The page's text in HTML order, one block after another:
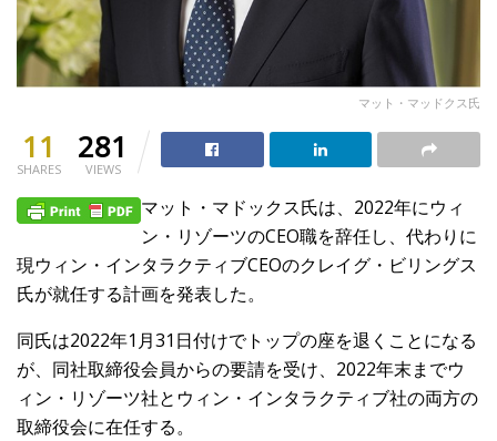
マット・マッドクス氏
11
SHARES
281
VIEWS
マット・マドックス氏は、2022年にウィ
ン・リゾーツのCEO職を辞任し、代わりに
現ウィン・インタラクティブCEOのクレイグ・ビリングス
氏が就任する計画を発表した。
同氏は2022年1月31日付けでトップの座を退くことになる
が、同社取締役会員からの要請を受け、2022年末までウ
ィン・リゾーツ社とウィン・インタラクティブ社の両方の
取締役会に在任する。